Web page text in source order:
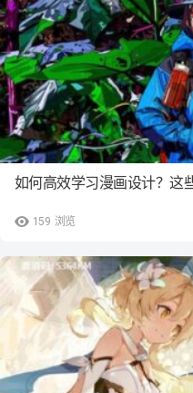
159 浏览
如何高效学习漫画设计？这